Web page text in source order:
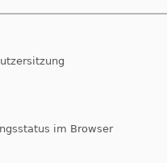
- Lieder
im Browser